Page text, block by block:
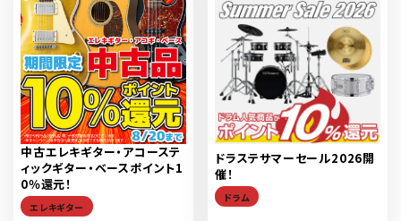
中古エレキギター・アコーステ
ィックギター・ベースポイント1
0％還元！
エレキギター
ドラステサマーセール2026開
催！
ドラム